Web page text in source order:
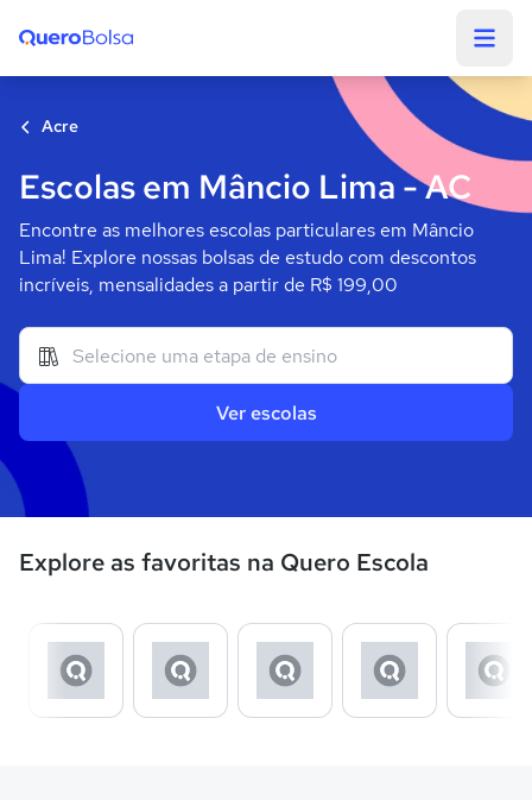
Acre
Escolas em Mâncio Lima - AC
Encontre as melhores escolas particulares em Mâncio
Lima! Explore nossas bolsas de estudo com descontos
incríveis, mensalidades a partir de R$ 199,00
Ver escolas
Explore as favoritas na Quero Escola